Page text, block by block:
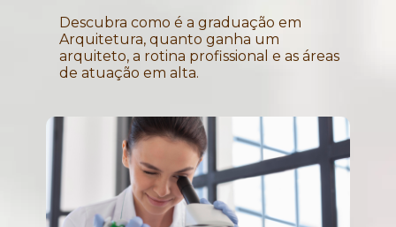
Descubra como é a graduação em
Arquitetura, quanto ganha um
arquiteto, a rotina profissional e as áreas
de atuação em alta.